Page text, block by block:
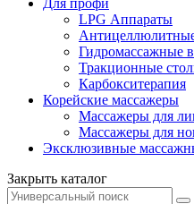
LPG Аппараты
Гидромассажные
Тракционные
Карбокситерапия
Корейские массажеры
Массажеры для
Массажеры для
Эксклюзивные
Закрыть каталог